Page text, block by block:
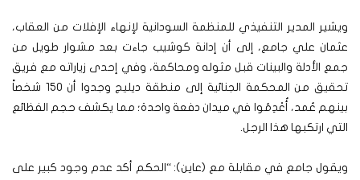
ويشير المدير التنفيذي للمنظمة السودانية لإنهاء الإفلات من العقاب،
عثمان علي جامع، إلى أن إدانة كوشيب جاءت بعد مشوار طويل من
جمع الأدلة والبينات قبل مثوله ومحاكمة، وفي إحدى زياراته مع فريق
تحقيق من المحكمة الجنائية إلى منطقة ديليج وجدوا أن 150 شخصاً
بينهم عُمد، أُعْدِمُوا في ميدان دفعة واحدة؛ مما يكشف حجم الفظائع
التي ارتكبها هذا الرجل.
ويقول جامع في مقابلة مع (عاين): “الحكم أكد عدم وجود كبير على